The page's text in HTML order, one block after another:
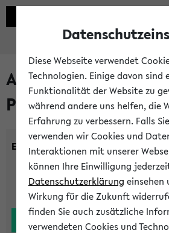
Alle noch
Prüfungen
Einrichtung:
Diese Webseite verwendet
Technologien. Einige davon sind
Funktionalität der Website zu
während andere uns helfen, die
Erfahrung zu verbessern. Falls
verwenden wir Cookies und
Interaktionen mit unserer
können Ihre Einwilligung
Datenschutzerklärung einsehen
Wirkung für die Zukunft
finden Sie auch zusätzliche
verwendeten Cookies und